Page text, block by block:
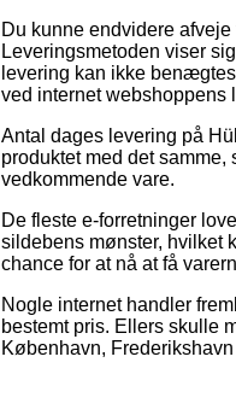
Du kunne endvidere
Leveringsmetoden viser
levering kan ikke
ved internet webshoppens
Antal dages levering på
produktet med det
vedkommende vare.
De fleste e-forretninger
sildebens mønster, hvilket
chance for at nå at få
Nogle internet handler
bestemt pris. Ellers skulle
København,